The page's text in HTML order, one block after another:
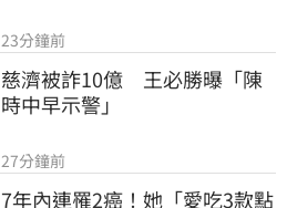
23分鐘前
慈濟被詐10億　王必勝曝「陳
時中早示警」
27分鐘前
7年內連罹2癌！她「愛吃3款點